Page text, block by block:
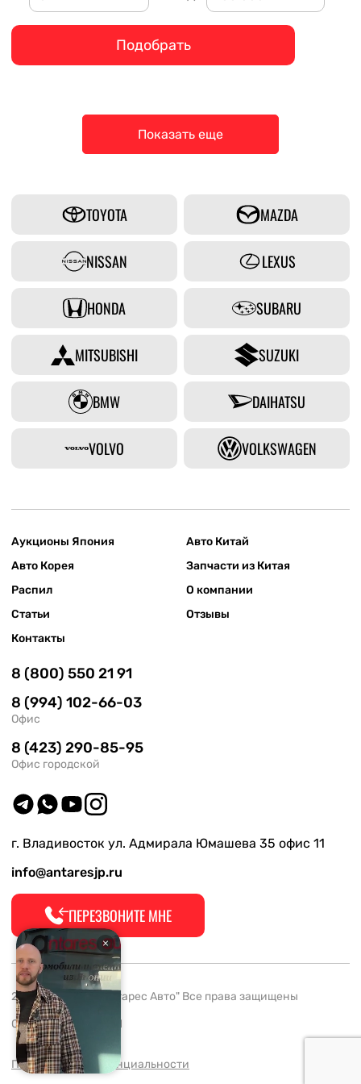
Подобрать
Показать еще
TOYOTA MAZDA
NISSAN LEXUS
HONDA SUBARU
MITSUBISHI SUZUKI
BMW DAIHATSU
VOLVO VOLKSWAGEN
Аукционы Япония
Авто Китай
Авто Корея
Запчасти из Китая
Распил
О компании
Статьи
Отзывы
Контакты
8 (800) 550 21 91
8 (994) 102-66-03
Офис
8 (423) 290-85-95
Офис городской
г. Владивосток ул. Адмирала Юмашева 35 офис 11
info@antaresjp.ru
ПЕРЕЗВОНИТЕ МНЕ
2008-2026 ООО "Антарес Авто" Все права защищены
ОГРН 1132537005061
Политика конфиденциальности